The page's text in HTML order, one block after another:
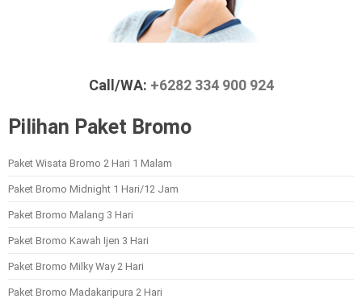
Call/WA: +6282 334 900 924
Pilihan Paket Bromo
Paket Wisata Bromo 2 Hari 1 Malam
Paket Bromo Midnight 1 Hari/12 Jam
Paket Bromo Malang 3 Hari
Paket Bromo Kawah Ijen 3 Hari
Paket Bromo Milky Way 2 Hari
Paket Bromo Madakaripura 2 Hari